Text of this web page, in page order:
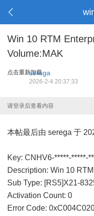
Win 10 RTM
Volume:MAK
点击重新加载
serega
2026-2-4 20:37:33
请登录后查看内容
本帖最后由 serega 于
Key: CNHV6-*****-*****-
Description: Win 10
Sub Type: [RS5]X21-
Activation Count: 0
Error Code: